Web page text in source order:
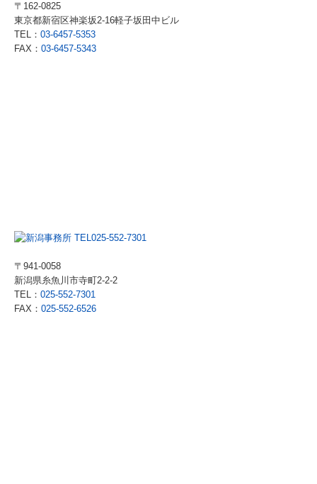
〒162-0825
東京都新宿区神楽坂2-16軽子坂田中ビル
TEL： 03-6457-5353
FAX： 03-6457-5343
〒941-0058
新潟県糸魚川市寺町2-2-2
TEL： 025-552-7301
FAX： 025-552-6526